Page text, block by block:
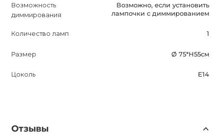
Возможность
диммирования
Возможно, если установить
лампочки с диммированием
Количество ламп 1
Размер Ø 75*Н55см
Цоколь E14
Отзывы